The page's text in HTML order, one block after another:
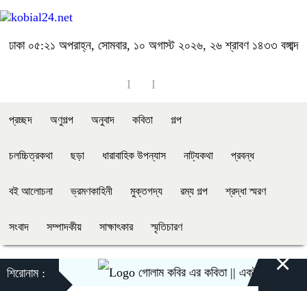
ঢাকা ০৫:২১ অপরাহ্ন, সোমবার, ১০ অগাস্ট ২০২৬, ২৬ শ্রাবণ ১৪৩৩ বঙ্গাব্দ
প্রচ্ছদ অণুগল্প অনুবাদ কবিতা গল্প
চলচ্চিত্রকথা ছড়া ধারাবাহিক উপন্যাস নাট্যকথা প্রবন্ধ
বই আলোচনা ভ্রমণকাহিনী মুক্তগদ্য রম্য গল্প শ্রদ্ধা স্মরণ
সংবাদ সম্পাদকীয় সাক্ষাৎকার স্মৃতিচারণ
শিরোনাম : গোলাম কবির এর কবিতা || একটা কাঙ্ক্ষিত×